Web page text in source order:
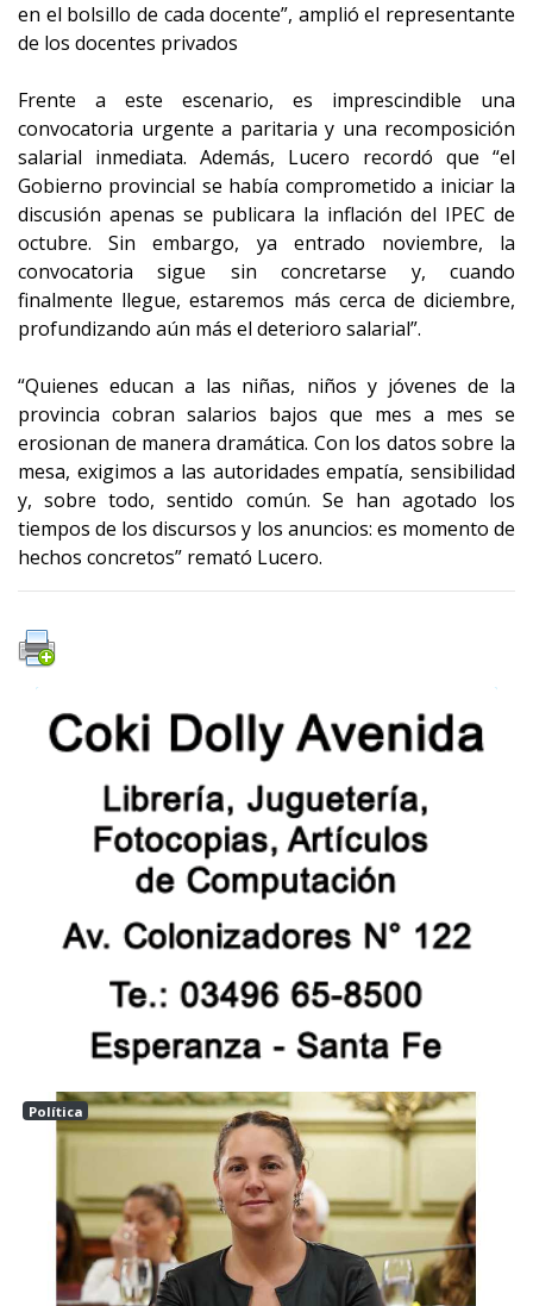
en el bolsillo de cada docente”, amplió el representante
de los docentes privados
Frente a este escenario, es imprescindible una
convocatoria urgente a paritaria y una recomposición
salarial inmediata. Además, Lucero recordó que “el
Gobierno provincial se había comprometido a iniciar la
discusión apenas se publicara la inflación del IPEC de
octubre. Sin embargo, ya entrado noviembre, la
convocatoria sigue sin concretarse y, cuando
finalmente llegue, estaremos más cerca de diciembre,
profundizando aún más el deterioro salarial”.
“Quienes educan a las niñas, niños y jóvenes de la
provincia cobran salarios bajos que mes a mes se
erosionan de manera dramática. Con los datos sobre la
mesa, exigimos a las autoridades empatía, sensibilidad
y, sobre todo, sentido común. Se han agotado los
tiempos de los discursos y los anuncios: es momento de
hechos concretos” remató Lucero.
Política
Las tunas